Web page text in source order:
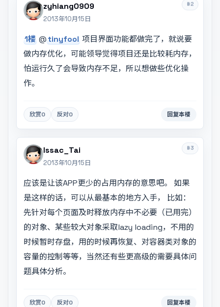
#2
zyhiang0909
2013年10月15日
1楼 @tinyfool 项目界面功能都做完了，就说要
做内存优化，可能领导觉得项目还是比较耗内存，
怕运行久了会导致内存不足，所以想做些优化操
作。
欣赏0 反对0 回复本楼
#3
Issac_Tai
2013年10月15日
应该是让该APP更少的占用内存的意思吧。 如果
是这样的话，可以从最基本的地方入手， 比如：
先针对每个页面及时释放内存中不必要（已用完）
的对象、某些较大对象采取lazy loading，不用的
时候暂时存盘，用的时候再恢复、对容器类对象的
容量的控制等等，当然还有些更高级的需要具体问
题具体分析。
欣赏0 反对0 回复本楼